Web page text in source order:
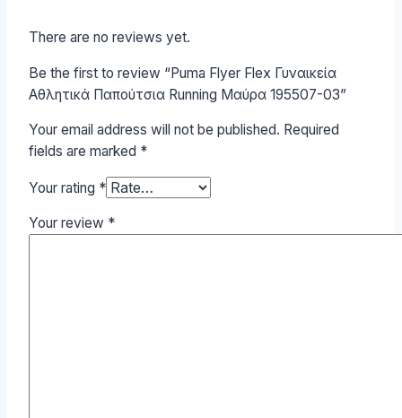
There are no reviews yet.
Be the first to review “Puma Flyer Flex Γυναικεία
Αθλητικά Παπούτσια Running Μαύρα 195507-03”
Your email address will not be published. Required
fields are marked *
Your rating *
Your review *